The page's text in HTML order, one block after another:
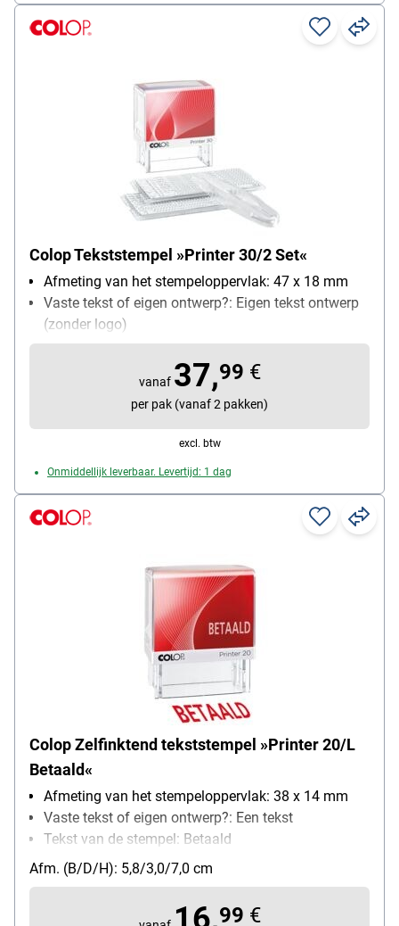
Colop Tekststempel »Printer 30/2 Set«
Afmeting van het stempeloppervlak: 47 x 18 mm
Vaste tekst of eigen ontwerp?: Eigen tekst ontwerp
(zonder logo)
zelfinktend: Ja
Bijzonderheden: om zelf te vervangen
vanaf 37,99 €
per pak (vanaf 2 pakken)
excl. btw
Onmiddellijk leverbaar. Levertijd: 1 dag
Colop Zelfinktend tekststempel »Printer 20/L
Betaald«
Afmeting van het stempeloppervlak: 38 x 14 mm
Vaste tekst of eigen ontwerp?: Een tekst
Tekst van de stempel: Betaald
zelfinktend: Ja
Bijzonderheden: met verwisselbaar stempelkussen
Afm. (B/D/H): 5,8/3,0/7,0 cm
99 €